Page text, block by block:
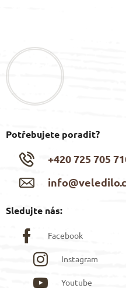
Potřebujete poradit?
+420 725 705
Sledujte nás:
Facebook
Instagram
Youtube